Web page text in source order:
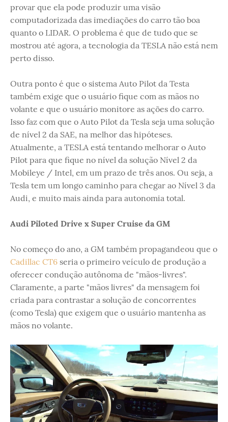
provar que ela pode produzir uma visão
computadorizada das imediações do carro tão boa
quanto o LIDAR. O problema é que de tudo que se
mostrou até agora, a tecnologia da TESLA não está nem
perto disso.
Outra ponto é que o sistema Auto Pilot da Testa
também exige que o usuário fique com as mãos no
volante e que o usuário monitore as ações do carro.
Isso faz com que o Auto Pilot da Tesla seja uma solução
de nível 2 da SAE, na melhor das hipóteses.
Atualmente, a TESLA está tentando melhorar o Auto
Pilot para que fique no nível da solução Nível 2 da
Mobileye / Intel, em um prazo de três anos. Ou seja, a
Tesla tem um longo caminho para chegar ao Nível 3 da
Audi, e muito mais ainda para autonomia total.
Audi Piloted Drive x Super Cruise da GM
No começo do ano, a GM também propagandeou que o
Cadillac CT6 seria o primeiro veículo de produção a
oferecer condução autônoma de "mãos-livres".
Claramente, a parte "mãos livres" da mensagem foi
criada para contrastar a solução de concorrentes
(como Tesla) que exigem que o usuário mantenha as
mãos no volante.